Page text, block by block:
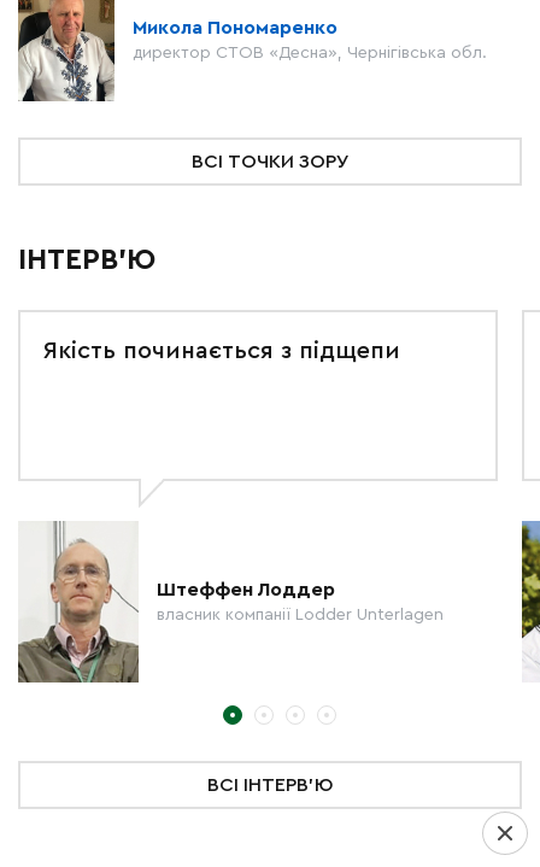
Микола Пономаренко
директор СТОВ «Десна», Чернігівська обл.
ВСІ ТОЧКИ ЗОРУ
ІНТЕРВ'Ю
Якість починається з підщепи
Штеффен Лоддер
власник компанії Lodder Unterlagen
ВСІ ІНТЕРВ'Ю